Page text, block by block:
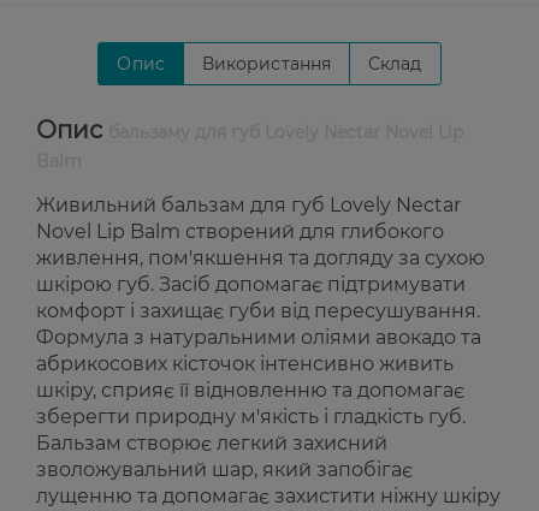
Опис Використання Склад
Опис
Живильний бальзам для губ Lovely Nectar
Novel Lip Balm створений для глибокого
живлення, пом'якшення та догляду за сухою
шкірою губ. Засіб допомагає підтримувати
комфорт і захищає губи від пересушування.
Формула з натуральними оліями авокадо та
абрикосових кісточок інтенсивно живить
шкіру, сприяє її відновленню та допомагає
зберегти природну м'якість і гладкість губ.
Бальзам створює легкий захисний
зволожувальний шар, який запобігає
лущенню та допомагає захистити ніжну шкіру